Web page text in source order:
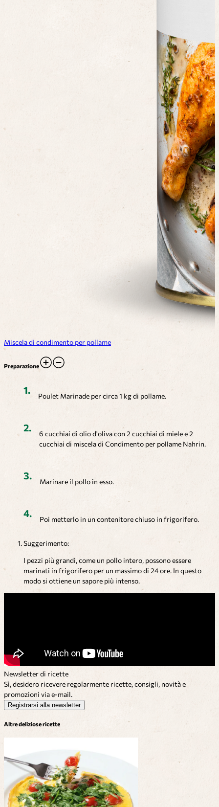
Miscela di condimento per pollame
Preparazione
Poulet Marinade per circa 1 kg di pollame.
6 cucchiai di olio d'oliva con 2 cucchiai di miele e 2
cucchiai di miscela di Condimento per pollame Nahrin.
Marinare il pollo in esso.
Poi metterlo in un contenitore chiuso in frigorifero.
Suggerimento:
I pezzi più grandi, come un pollo intero, possono essere
marinati in frigorifero per un massimo di 24 ore. In questo
modo si ottiene un sapore più intenso.
Newsletter di ricette
Sì, desidero ricevere regolarmente ricette, consigli, novità e
promozioni via e-mail.
Registrarsi alla newsletter
Altre deliziose ricette